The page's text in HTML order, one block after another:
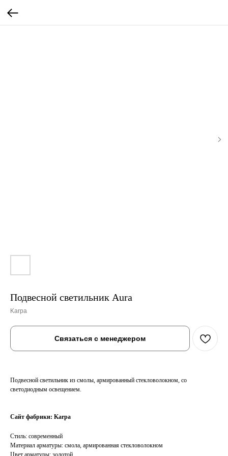
Подвесной светильник Aura
Karpa
Связаться с менеджером
Подвесной светильник из смолы, армированный стекловолокном, со
светодиодным освещением.
Сайт фабрики: Karpa
Стиль: современный
Материал арматуры: смола, армированная стекловолокном
Цвет арматуры: золотой